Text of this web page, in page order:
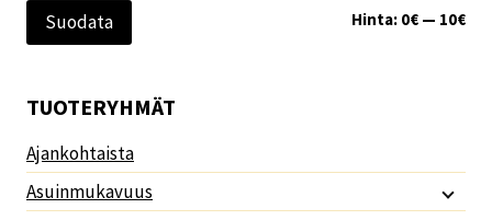
Suodata Hinta: 0€ — 10€
TUOTERYHMÄT
Ajankohtaista
Asuinmukavuus